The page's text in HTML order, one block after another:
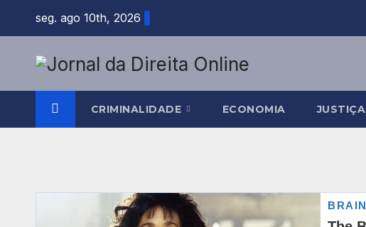
content
seg. ago 10th, 2026
CRIMINALIDADE ECONOMIA JUSTIÇA